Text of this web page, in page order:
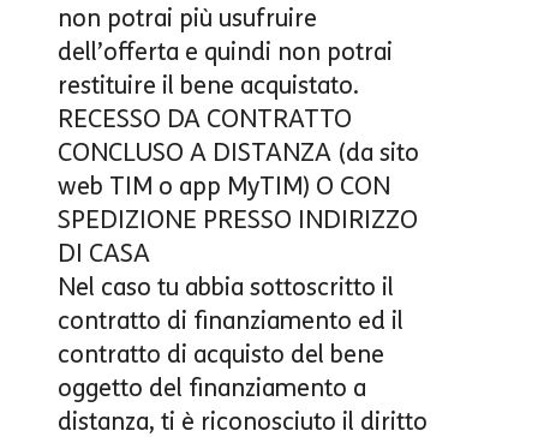
non potrai più usufruire
dell’offerta e quindi non potrai
restituire il bene acquistato.
RECESSO DA CONTRATTO
CONCLUSO A DISTANZA (da sito
web TIM o app MyTIM) O CON
SPEDIZIONE PRESSO INDIRIZZO
DI CASA
Nel caso tu abbia sottoscritto il
contratto di finanziamento ed il
contratto di acquisto del bene
oggetto del finanziamento a
distanza, ti è riconosciuto il diritto